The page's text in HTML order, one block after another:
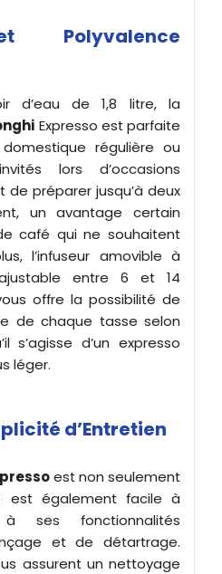
Polyvalence
d’eau de 1,8 litre, la
Expresso est parfaite
régulière ou
lors d’occasions
de préparer jusqu’à deux
un avantage certain
café qui ne souhaitent
l’infuseur amovible à
entre 6 et 14
offre la possibilité de
de chaque tasse selon
s’agisse d’un expresso
léger.
d’Entretien
est non seulement
est également facile à
ses fonctionnalités
et de détartrage.
assurent un nettoyage